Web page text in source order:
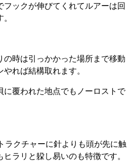
フックが伸びてくれてルアーは回
の時は引っかかった場所まで移動
れば結構取れます。
に覆われた地点でもノーロストで
ラクチャーに針よりも頭が先に触
ラリと躱し易いのも特徴です。